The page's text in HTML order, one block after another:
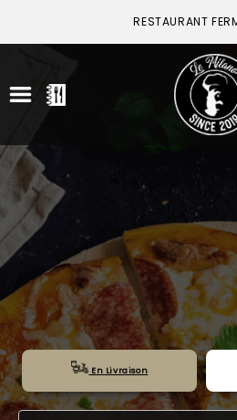
RESTAURANT
ACCUEIL
LA CARTE
VOTRE COMPTE
NOTRE RESTAURANT
VOS AVIS
MENTIONS LÉGALES
En Livraison